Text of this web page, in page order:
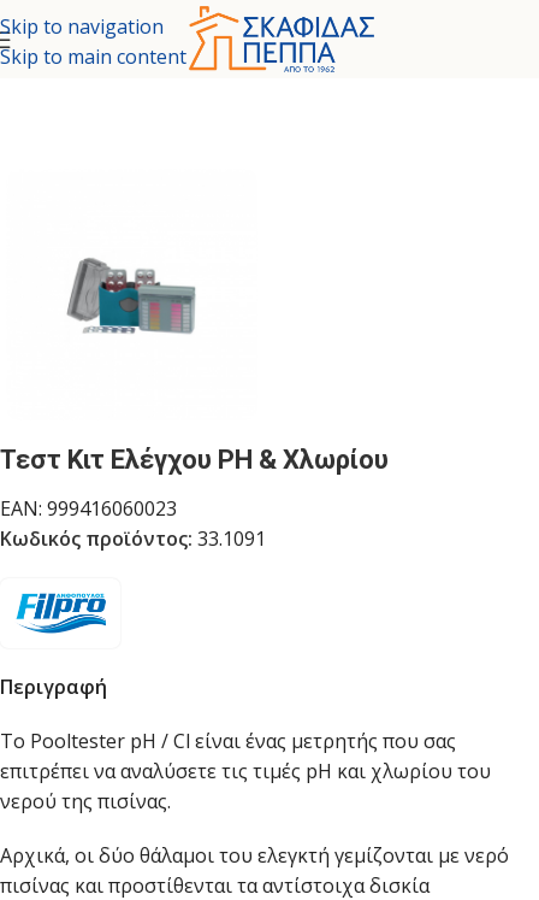
Skip to navigation
Skip to main content
- ΧΗΜΙΚΑ ΜΟΝΩΤΙΚΑ/ΚΑΘΑΡΙΣΤΙΚΑ - ΧΗΜΙΚΑ
Τεστ Κιτ Ελέγχου PH & Χλωρίου
EAN: 999416060023
Κωδικός προϊόντος: 33.1091
Περιγραφή
Το Pooltester pH / Cl είναι ένας μετρητής που σας
επιτρέπει να αναλύσετε τις τιμές pH και χλωρίου του
νερού της πισίνας.
Αρχικά, οι δύο θάλαμοι του ελεγκτή γεμίζονται με νερό
πισίνας και προστίθενται τα αντίστοιχα δισκία